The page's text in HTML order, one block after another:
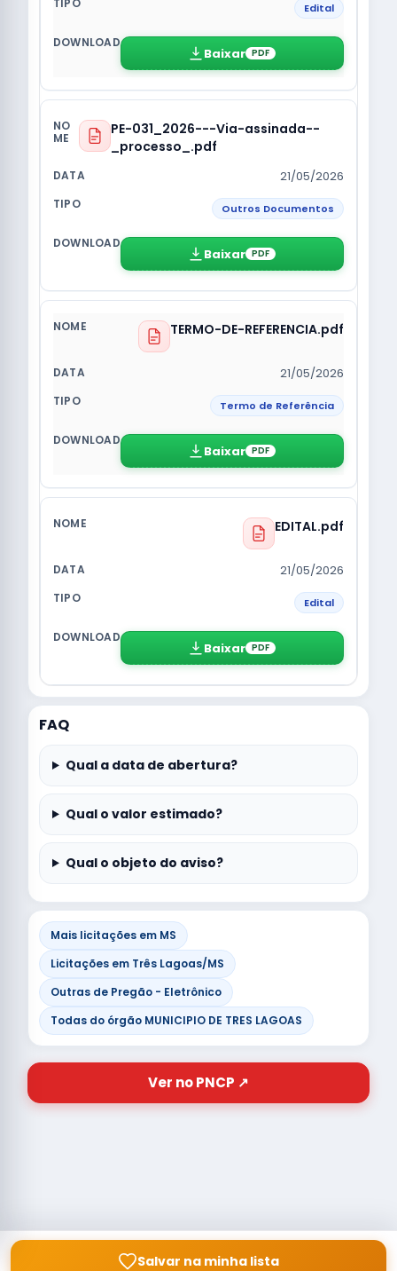
Edital
Baixar PDF
PE-031_2026---Via-assinada--
_processo_.pdf
21/05/2026
Outros Documentos
Baixar PDF
TERMO-DE-REFERENCIA.pdf
21/05/2026
Termo de Referência
Baixar PDF
EDITAL.pdf
21/05/2026
Edital
Baixar PDF
FAQ
Qual a data de abertura?
Qual o valor estimado?
Qual o objeto do aviso?
Mais licitações em MS
Licitações em Três Lagoas/MS
Outras de Pregão - Eletrônico
Todas do órgão MUNICIPIO DE TRES LAGOAS
Ver no PNCP ↗
Salvar na minha lista